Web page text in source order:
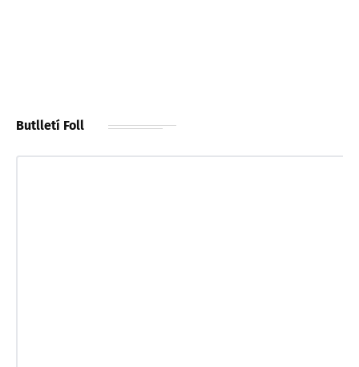
Butlletí Foll